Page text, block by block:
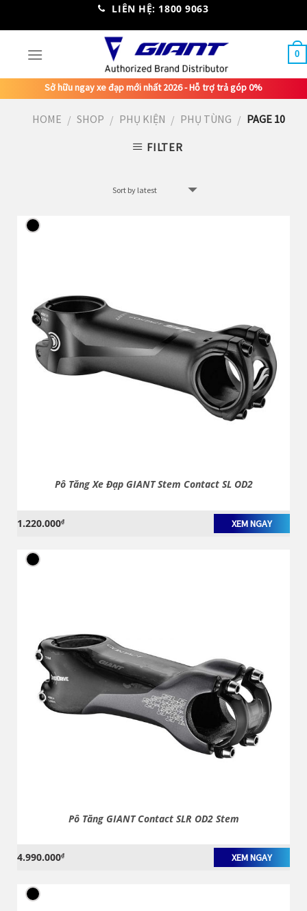
LIÊN HỆ: 1800 9063
0
Sở hữu ngay xe đạp mới nhất 2026 - Hỗ trợ trả góp 0%
HOME / SHOP / PHỤ KIỆN / PHỤ TÙNG / PAGE 10
FILTER
Pô Tăng Xe Đạp GIANT Stem Contact SL OD2
1.220.000₫ XEM NGAY
Pô Tăng GIANT Contact SLR OD2 Stem
4.990.000₫ XEM NGAY